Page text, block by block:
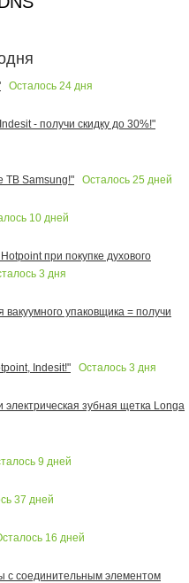
Осталось 24 дня
- получи скидку до 30%!"
ТВ Samsung!"
Осталось 25 дней
10 дней
при покупке духового
3 дня
упаковщика = получи
Indesit!"
Осталось 3 дня
зубная щетка Longa
9 дней
37 дней
16 дней
с соединительным элементом